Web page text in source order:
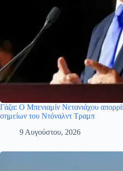
Γάζα: Ο Μπενιαμίν Νετανιάχου
σημείων του Ντόναλντ Τραμπ
9 Αυγούστου, 2026